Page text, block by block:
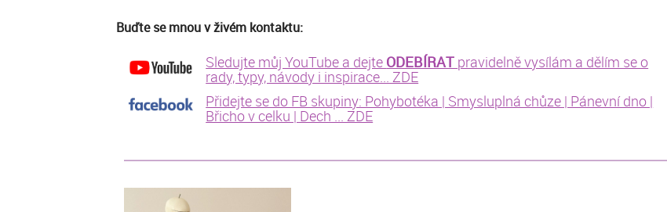
Buďte se mnou v živém kontaktu:
Sledujte můj YouTube a dejte ODEBÍRAT pravidelně vysílám a dělím se o
rady, typy, návody i inspirace... ZDE
Přidejte se do FB skupiny: Pohybotéka | Smysluplná chůze | Pánevní dno |
Břicho v celku | Dech ... ZDE